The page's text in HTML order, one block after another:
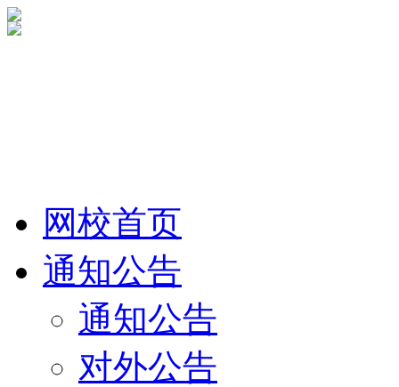
网校首页
通知公告
通知公告
对外公告